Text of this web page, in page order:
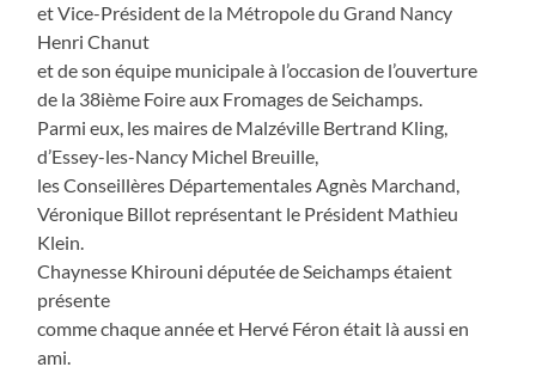
et Vice-Président de la Métropole du Grand Nancy
Henri Chanut
et de son équipe municipale à l’occasion de l’ouverture
de la 38ième Foire aux Fromages de Seichamps.
Parmi eux, les maires de Malzéville Bertrand Kling,
d’Essey-les-Nancy Michel Breuille,
les Conseillères Départementales Agnès Marchand,
Véronique Billot représentant le Président Mathieu
Klein.
Chaynesse Khirouni députée de Seichamps étaient
présente
comme chaque année et Hervé Féron était là aussi en
ami.